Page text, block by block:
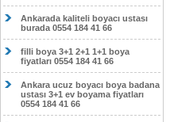
Ankarada kaliteli boyacı ustası
burada 0554 184 41 66
filli boya 3+1 2+1 1+1 boya
fiyatları 0554 184 41 66
Ankara ucuz boyacı boya badana
ustası 3+1 ev boyama fiyatları
0554 184 41 66